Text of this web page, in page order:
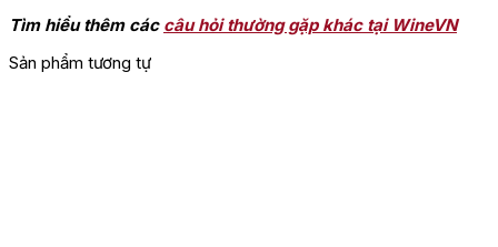
Tìm hiểu thêm các câu hỏi thường gặp khác tại WineVN
Sản phẩm tương tự